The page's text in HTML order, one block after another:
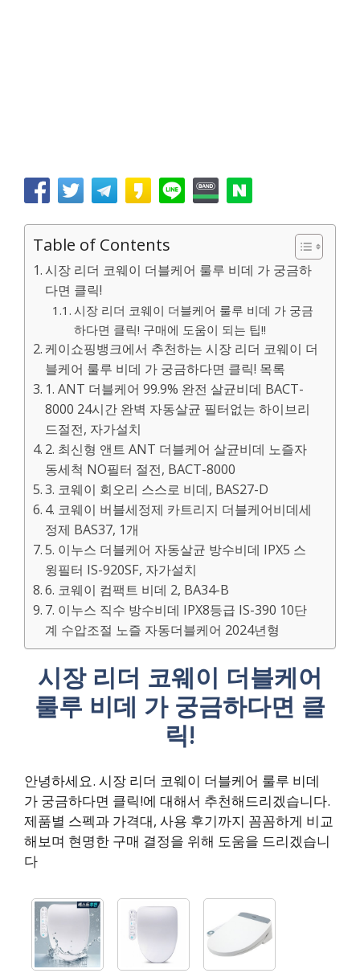
Table of Contents
시장 리더 코웨이 더블케어 룰루 비데 가 궁금하
다면 클릭!
시장 리더 코웨이 더블케어 룰루 비데 가 궁금
하다면 클릭! 구매에 도움이 되는 팁!!
케이쇼핑뱅크에서 추천하는 시장 리더 코웨이 더
블케어 룰루 비데 가 궁금하다면 클릭! 목록
1. ANT 더블케어 99.9% 완전 살균비데 BACT-
8000 24시간 완벽 자동살균 필터없는 하이브리
드절전, 자가설치
2. 최신형 앤트 ANT 더블케어 살균비데 노즐자
동세척 NO필터 절전, BACT-8000
3. 코웨이 회오리 스스로 비데, BAS27-D
4. 코웨이 버블세정제 카트리지 더블케어비데세
정제 BAS37, 1개
5. 이누스 더블케어 자동살균 방수비데 IPX5 스
윙필터 IS-920SF, 자가설치
6. 코웨이 컴팩트 비데 2, BA34-B
7. 이누스 직수 방수비데 IPX8등급 IS-390 10단
계 수압조절 노즐 자동더블케어 2024년형
시장 리더 코웨이 더블케어
룰루 비데 가 궁금하다면 클
릭!
안녕하세요. 시장 리더 코웨이 더블케어 룰루 비데
가 궁금하다면 클릭!에 대해서 추천해드리겠습니다.
제품별 스펙과 가격대, 사용 후기까지 꼼꼼하게 비교
해보며 현명한 구매 결정을 위해 도움을 드리겠습니
다